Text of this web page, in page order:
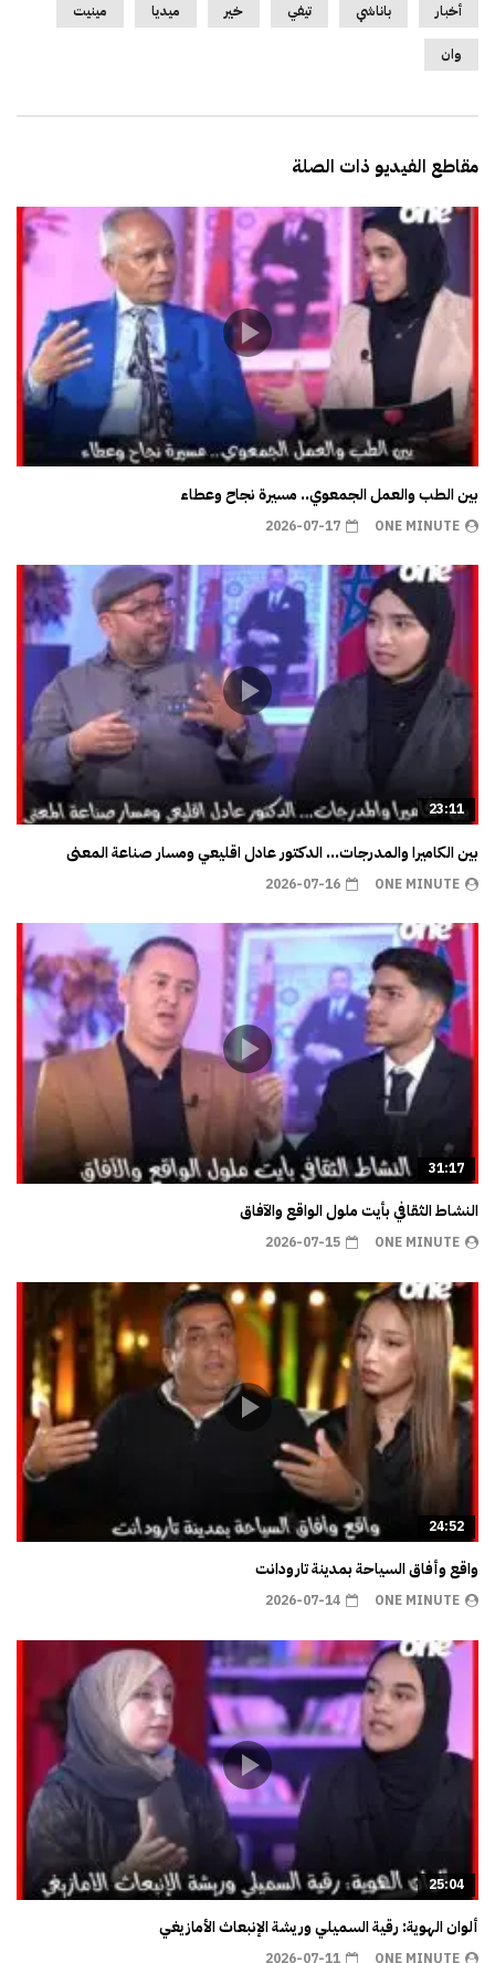
أخبار باناشي تيفي خير ميديا مينيت
وان
مقاطع الفيديو ذات الصلة
بين الطب والعمل الجمعوي.. مسيرة نجاح وعطاء
ONE MINUTE
2026-07-17
23:11
بين الكاميرا والمدرجات… الدكتور عادل اقليعي ومسار صناعة المعنى
ONE MINUTE
2026-07-16
31:17
النشاط الثقافي بأيت ملول الواقع والآفاق
ONE MINUTE
2026-07-15
24:52
واقع وأفاق السياحة بمدينة تارودانت
ONE MINUTE
2026-07-14
25:04
ألوان الهوية: رقية السميلي وريشة الإنبعاث الأمازيغي
ONE MINUTE
2026-07-11